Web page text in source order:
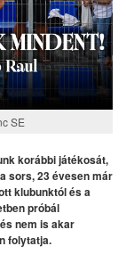
SE
korábbi játékosát,
sors, 23 évesen már
klubunktól és a
próbál
nem is akar
folytatja.